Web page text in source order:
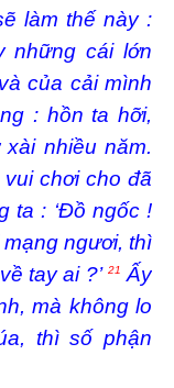
làm thế này :
những cái lớn
của cải mình
: hồn ta hỡi,
nhiều năm.
chơi cho đã
ta : ‘Đồ ngốc !
ngươi, thì
tay ai ?’ 21 Ấy
mà không lo
thì số phận